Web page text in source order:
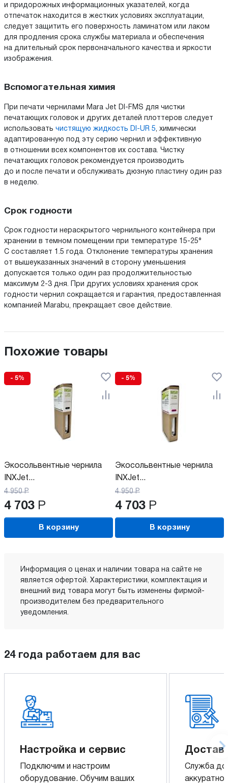
и придорожных информационных указателей, когда
отпечаток находится в жестких условиях эксплуатации,
следует защитить его поверхность ламинатом или лаком
для продления срока службы материала и обеспечения
на длительный срок первоначального качества и яркости
изображения.
Вспомогательная химия
При печати чернилами Mara Jet DI-FMS для чистки
печатающих головок и других деталей плоттеров следует
использовать чистящую жидкость DI-UR 5, химически
адаптированную под эту серию чернил и эффективную
в отношении всех компонентов их состава. Чистку
печатающих головок рекомендуется производить
до и после печати и обслуживать дюзную пластину один раз
в неделю.
Срок годности
Срок годности нераскрытого чернильного контейнера при
хранении в темном помещении при температуре 15-25°
C составляет 1.5 года. Отклонение температуры хранения
от вышеуказанных значений в сторону уменьшения
допускается только один раз продолжительностью
максимум 2-3 дня. При других условиях хранения срок
годности чернил сокращается и гарантия, предоставленная
компанией Marabu, прекращает свое действие.
Похожие товары
- 5%
Экосольвентные чернила
INXJet...
4 950 Р
4 703 Р
В корзину
- 5%
Экосольвентные чернила
INXJet...
4 950 Р
4 703 Р
В корзину
Информация о ценах и наличии товара на сайте не
является офертой. Характеристики, комплектация и
внешний вид товара могут быть изменены фирмой-
производителем без предварительного
уведомления.
24 года работаем для вас
Настройка и сервис
Подключим и настроим
оборудование. Обучим ваших
Служба
аккуратно